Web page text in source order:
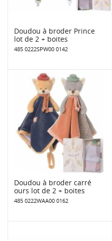
Doudou à broder Prince
lot de 2 + boites
485 0222SPW00 0142
Doudou à broder carré
ours lot de 2 + boites
485 0222WAA00 0162